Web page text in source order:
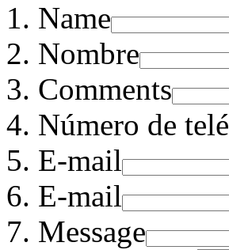
Name
Nombre
Comments
Número de
E-mail
E-mail
Message